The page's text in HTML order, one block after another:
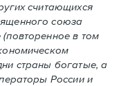
считающихся
союза
в том
страны богатые, а
России и